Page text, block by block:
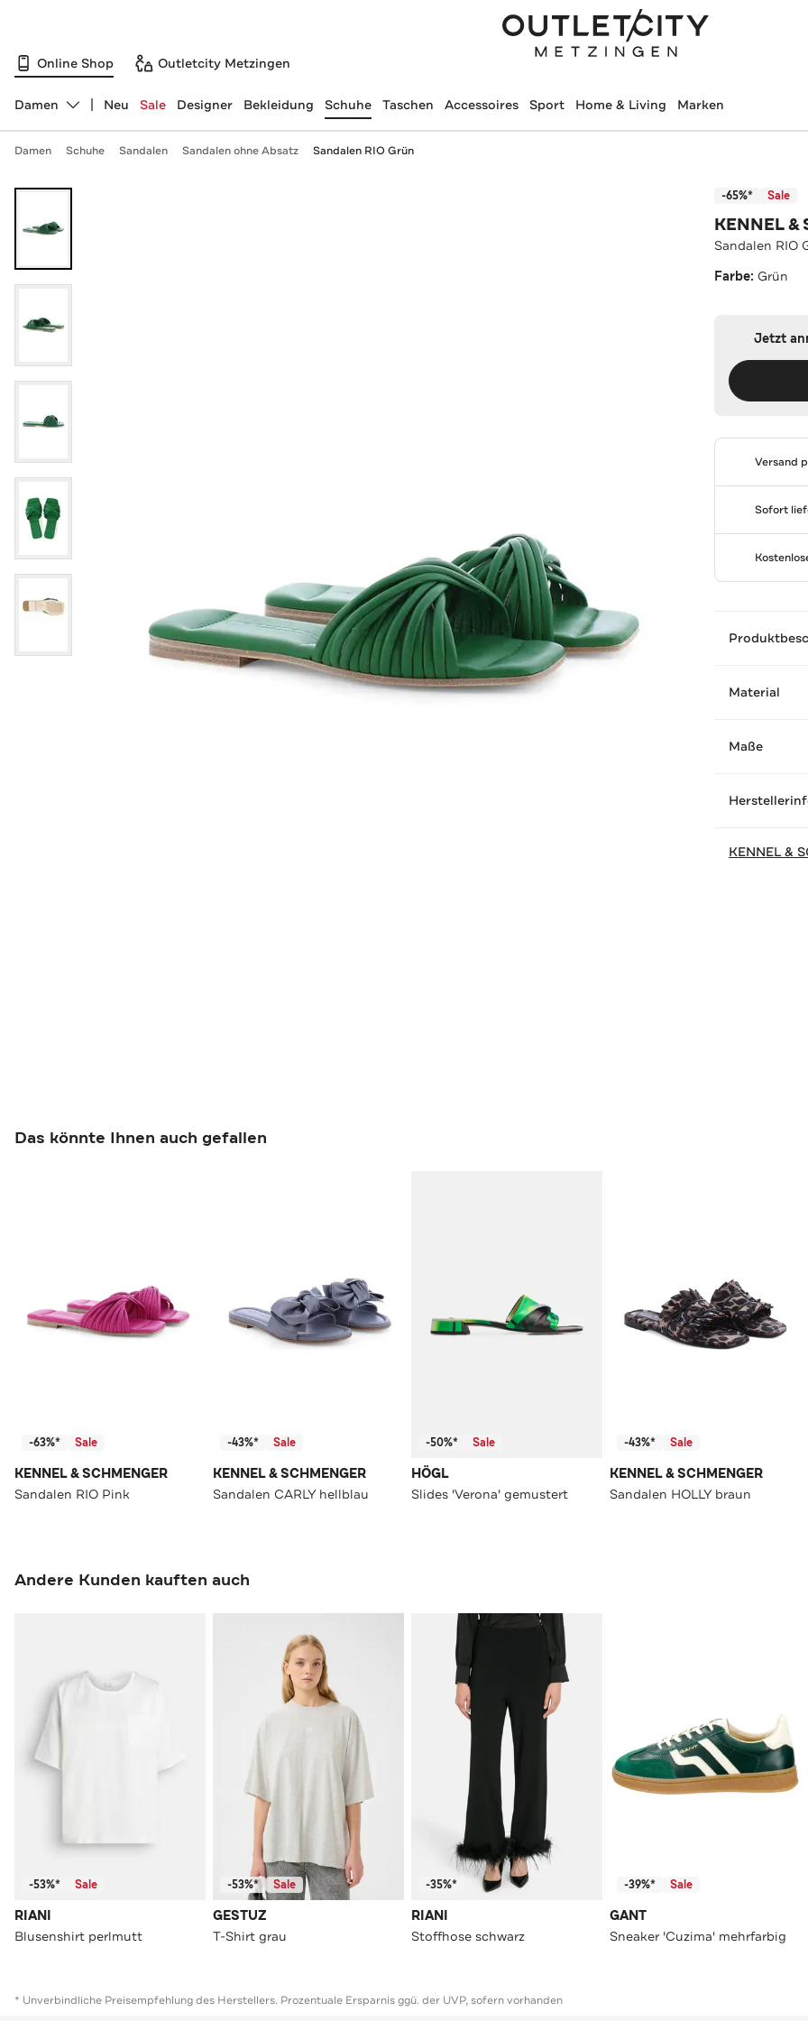
Online Shop Outletcity Metzingen
Abteilung ändern, ausgewählt:
Damen Neu Sale Designer Bekleidung Schuhe Taschen Accessoires Sport Home & Living Marken
Damen Schuhe Sandalen Sandalen ohne Absatz Sandalen RIO Grün
-65%* Sale
KENNEL &
Sandalen RIO
Farbe: Grün
Jetzt
Versand
Sofort
Material
Maße
KENNEL &
Das könnte Ihnen auch gefallen
-63%* Sale
KENNEL & SCHMENGER
Sandalen RIO Pink
-43%* Sale
KENNEL & SCHMENGER
Sandalen CARLY hellblau
-50%* Sale
HÖGL
Slides 'Verona' gemustert
-43%* Sale
KENNEL & SCHMENGER
Sandalen HOLLY braun
Andere Kunden kauften auch
-53%* Sale
RIANI
Blusenshirt perlmutt
-53%* Sale
GESTUZ
T-Shirt grau
-35%*
RIANI
Stoffhose schwarz
-39%* Sale
GANT
Sneaker 'Cuzima' mehrfarbig
* Unverbindliche Preisempfehlung des Herstellers. Prozentuale Ersparnis ggü. der UVP, sofern vorhanden